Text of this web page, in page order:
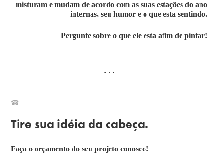
misturam e mudam de acordo com as suas estações do ano
internas, seu humor e o que esta sentindo.
Pergunte sobre o que ele esta afim de pintar!
· · ·
☎
Tire sua idéia da cabeça.
Faça o orçamento do seu projeto conosco!